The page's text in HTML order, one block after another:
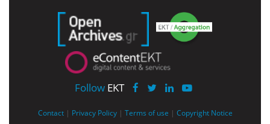
Follow EKT
Contact | Privacy Policy | Terms of use | Copyright Notice